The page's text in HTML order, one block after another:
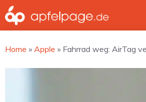
Zum
Inhalt
springen
Home » Apple » Fahrrad weg: AirTag